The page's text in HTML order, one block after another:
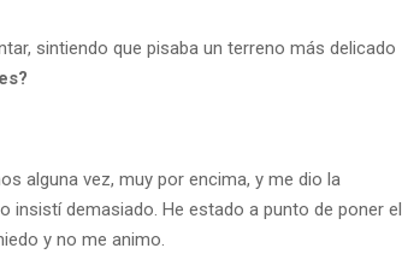
sintiendo que pisaba un terreno más delicado
alguna vez, muy por encima, y me dio la
insistí demasiado. He estado a punto de poner el
y no me animo.